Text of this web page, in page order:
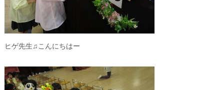
ヒゲ先生♫こんにちはー